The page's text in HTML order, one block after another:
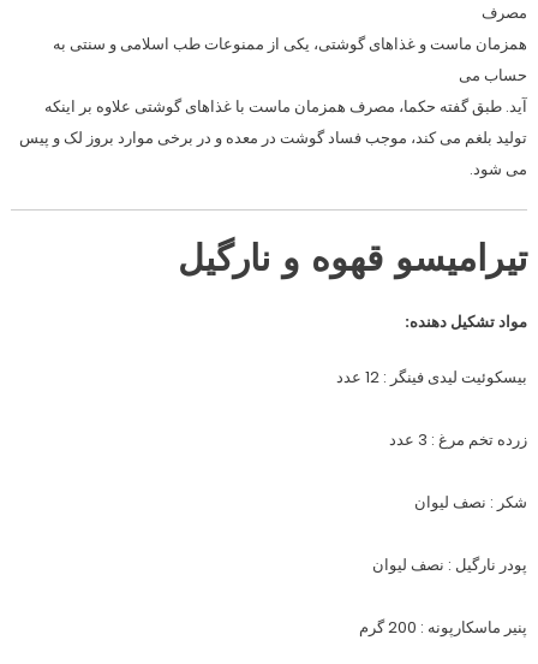
مصرف
همزمان ماست و غذاهای گوشتی، یکی از ممنوعات طب اسلامی و سنتی به
حساب می
آید. طبق گفته حکما، مصرف همزمان ماست با غذاهای گوشتی علاوه بر اینکه
تولید بلغم می کند، موجب فساد گوشت در معده و در برخی موارد بروز لک و پیس
می شود.
تیرامیسو قهوه و نارگیل
مواد تشکیل دهنده:
بیسکوئیت لیدی فینگر : 12 عدد
زرده تخم مرغ : 3 عدد
شکر : نصف لیوان
پودر نارگیل : نصف لیوان
پنیر ماسکارپونه : 200 گرم